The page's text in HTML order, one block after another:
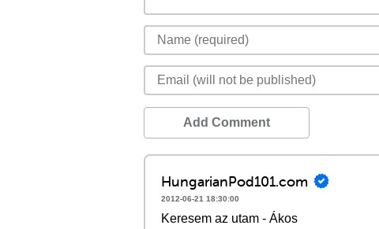
Add Comment
HungarianPod101.com
2012-06-21 18:30:00
Keresem az utam - Ákos